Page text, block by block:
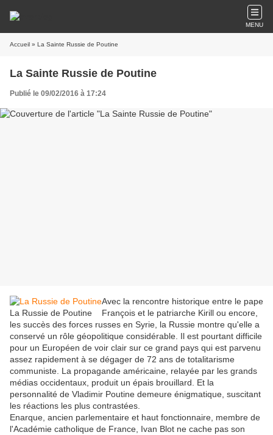
MENU
Accueil » La Sainte Russie de Poutine
La Sainte Russie de Poutine
Publié le 09/02/2016 à 17:24
La Russie de Poutine
Avec la rencontre historique entre le pape
François et le patriarche Kirill ou encore,
les succès des forces russes en Syrie, la Russie montre qu'elle a
conservé un rôle géopolitique considérable. Il est pourtant difficile
pour un Européen de voir clair sur ce grand pays qui est parvenu
assez rapidement à se dégager de 72 ans de totalitarisme
communiste. La propagande américaine, relayée par les grands
médias occidentaux, produit un épais brouillard. Et la
personnalité de Vladimir Poutine demeure énigmatique, suscitant
les réactions les plus contrastées.
Enarque, ancien parlementaire et haut fonctionnaire, membre de
l'Académie catholique de France, Ivan Blot ne cache pas son